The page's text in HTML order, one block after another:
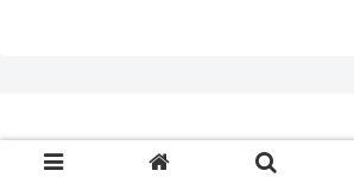
© 2010-2026 Lesson440.